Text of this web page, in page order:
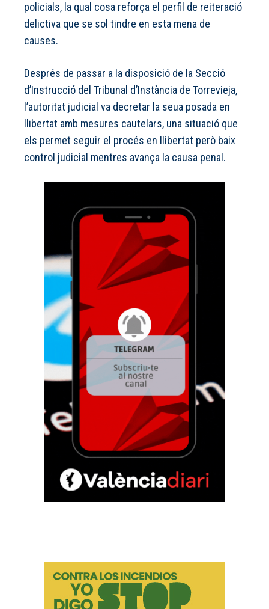
policials, la qual cosa reforça el perfil de reiteració
delictiva que se sol tindre en esta mena de
causes.
Després de passar a la disposició de la Secció
d’Instrucció del Tribunal d’Instància de Torrevieja,
l’autoritat judicial va decretar la seua posada en
llibertat amb mesures cautelars, una situació que
els permet seguir el procés en llibertat però baix
control judicial mentres avança la causa penal.